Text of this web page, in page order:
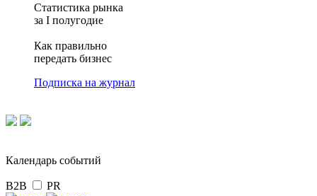
Статистика рынка
за I полугодие
Как правильно
передать бизнес
Подписка на журнал
Календарь событий
B2B PR